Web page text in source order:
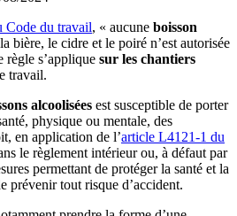
Code du travail, « aucune boisson
bière, le cidre et le poiré n’est autorisée
règle s’applique sur les chantiers
travail.
alcoolisées est susceptible de porter
physique ou mentale, des
en application de l’article L4121-1 du
le règlement intérieur ou, à défaut par
permettant de protéger la santé et la
prévenir tout risque d’accident.